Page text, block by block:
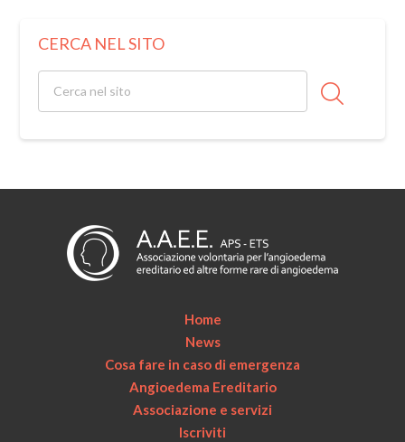
CERCA NEL SITO
Home
News
Cosa fare in caso di emergenza
Angioedema Ereditario
Associazione e servizi
Iscriviti